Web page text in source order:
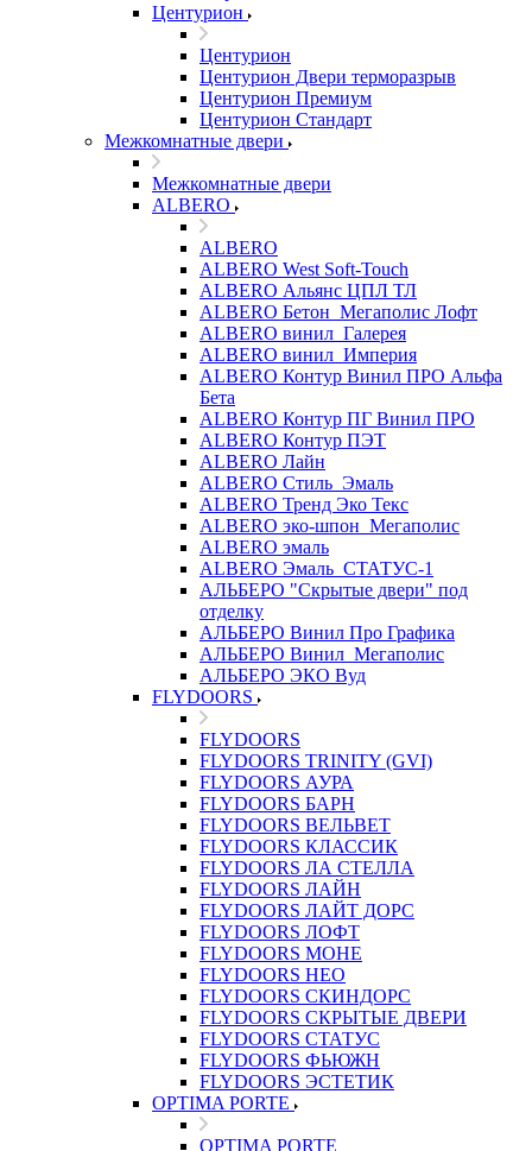
Центурион
Центурион
Центурион Двери терморазрыв
Центурион Премиум
Центурион Стандарт
Межкомнатные двери
Межкомнатные двери
ALBERO
ALBERO
ALBERO West Soft-Touch
ALBERO Альянс ЦПЛ ТЛ
ALBERO Бетон_Мегаполис Лофт
ALBERO винил_Галерея
ALBERO винил_Империя
ALBERO Контур Винил ПРО Альфа
Бета
ALBERO Контур ПГ Винил ПРО
ALBERO Контур ПЭТ
ALBERO Лайн
ALBERO Стиль_Эмаль
ALBERO Тренд Эко Текс
ALBERO эко-шпон_Мегаполис
ALBERO эмаль
ALBERO Эмаль_СТАТУС-1
АЛЬБЕРО "Скрытые двери" под
отделку
АЛЬБЕРО Винил Про Графика
АЛЬБЕРО Винил_Мегаполис
АЛЬБЕРО ЭКО Вуд
FLYDOORS
FLYDOORS
FLYDOORS TRINITY (GVI)
FLYDOORS АУРА
FLYDOORS БАРН
FLYDOORS ВЕЛЬВЕТ
FLYDOORS КЛАССИК
FLYDOORS ЛА СТЕЛЛА
FLYDOORS ЛАЙН
FLYDOORS ЛАЙТ ДОРС
FLYDOORS ЛОФТ
FLYDOORS МОНЕ
FLYDOORS НЕО
FLYDOORS СКИНДОРС
FLYDOORS СКРЫТЫЕ ДВЕРИ
FLYDOORS СТАТУС
FLYDOORS ФЬЮЖН
FLYDOORS ЭСТЕТИК
OPTIMA PORTE
OPTIMA PORTE